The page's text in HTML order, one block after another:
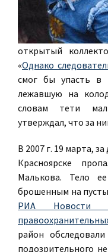
открытый
«Однако
смог бы упасть в
лежавшую на
словам тети
утверждал, что за
В 2007 г. 19 марта,
Красноярске
Малькова. Тело
брошенным на
РИА Новости
район
подозрительного